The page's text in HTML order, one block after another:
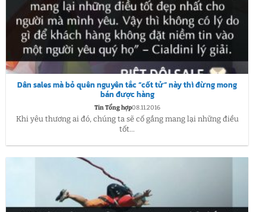
Dân sales mà bỏ quên nguyên tắc “cốt tử” này thì đừng mong
bán được hàng
Tin Tổng hợp08.11.2016
Khi yêu thương ai đó, chúng ta sẽ cố gắng mang lại những điều
tốt...